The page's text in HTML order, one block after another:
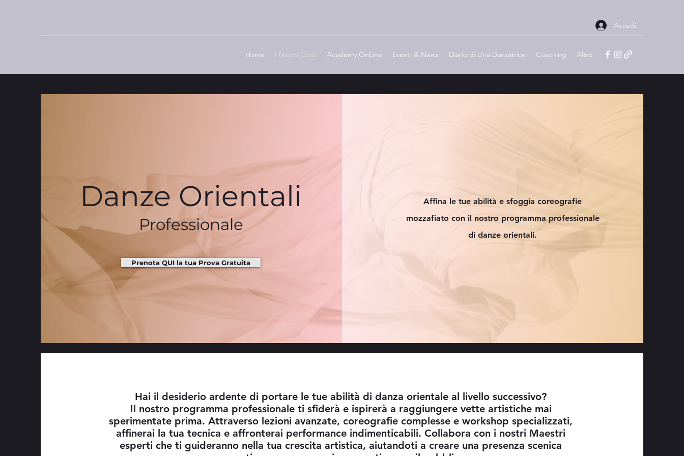
Accedi
Home I Nostri Corsi Academy OnLine Eventi & News Diario di Una Danzatrice Coaching Altro
Danze Orientali
Professionale
Prenota QUI la tua Prova Gratuita
Affina le tue abilità e sfoggia coreografie
mozzafiato con il nostro programma professionale
di danze orientali.
Hai il desiderio ardente di portare le tue abilità di danza orientale al livello successivo?
Il nostro programma professionale ti sfiderà e ispirerà a raggiungere vette artistiche mai
sperimentate prima. Attraverso lezioni avanzate, coreografie complesse e workshop specializzati,
affinerai la tua tecnica e affronterai performance indimenticabili. Collabora con i nostri Maestri
esperti che ti guideranno nella tua crescita artistica, aiutandoti a creare una presenza scenica